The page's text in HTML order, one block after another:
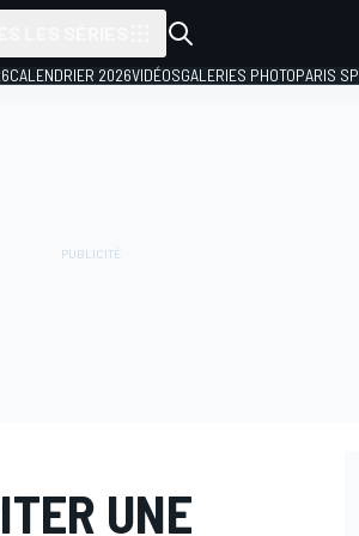
CALENDRIER 2026VIDÉOSGALERIES PHOTOPARIS
UNE